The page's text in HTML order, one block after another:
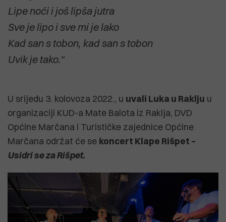
Lipe noći i još lipša jutra
Sve je lipo i sve mi je lako
Kad san s tobon, kad san s tobon
Uvik je tako.“
U srijedu 3. kolovoza 2022., u uvali Luka u Raklju u
organizaciji KUD-a Mate Balota iz Raklja, DVD
Općine Marčana i Turističke zajednice Općine
Marčana održat će se koncert Klape Rišpet –
Usidri se za Rišpet.